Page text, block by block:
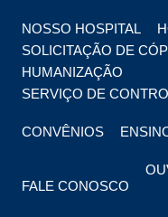
NOSSO HOSPITAL
SOLICITAÇÃO DE
HUMANIZAÇÃO
SERVIÇO DE
CONVÊNIOS
FALE CONOSCO